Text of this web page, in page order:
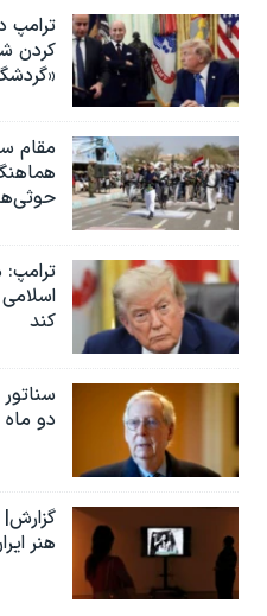
ترامپ
کردن
مقام
کند
دو
گزارش|
هنر